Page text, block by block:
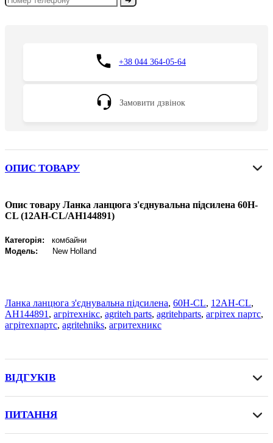
+38 044 364-05-64
Замовити дзвінок
ОПИС ТОВАРУ
Опис товару Ланка ланцюга з'єднувальна підсилена 60H-
CL (12AH-CL/AH144891)
Категорія:
комбайни
Модель:
New Holland
Ланка ланцюга з'єднувальна підсилена, 60H-CL, 12AH-CL,
AH144891, агрітехнікс, agriteh parts, agritehparts, агрітех партс,
агрітехпартс, agritehniks, агритехникс
ВІДГУКІВ
ПИТАННЯ